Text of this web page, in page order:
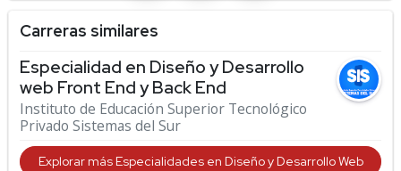
Carreras similares
Especialidad en Diseño y Desarrollo
web Front End y Back End
Instituto de Educación Superior Tecnológico
Privado Sistemas del Sur
Explorar más Especialidades en Diseño y Desarrollo Web